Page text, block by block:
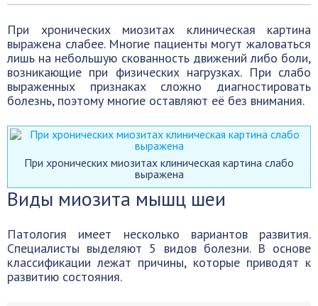
При хронических миозитах клиническая картина
выражена слабее. Многие пациенты могут жаловаться
лишь на небольшую скованность движений либо боли,
возникающие при физических нагрузках. При слабо
выраженных признаках сложно диагностировать
болезнь, поэтому многие оставляют её без внимания.
При хронических миозитах клиническая картина слабо
выражена
Виды миозита мышц шеи
Патология имеет несколько вариантов развития.
Специалисты выделяют 5 видов болезни. В основе
классификации лежат причины, которые приводят к
развитию состояния.